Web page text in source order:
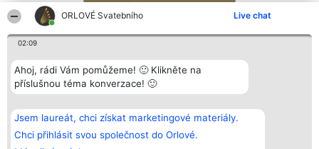
ORLOVÉ Svatebního Live chat
02:09
Ahoj, rádi Vám pomůžeme! 🙂 Klikněte na
příslušnou téma konverzace! 🙂
Jsem laureát, chci získat marketingové materiály.
Chci přihlásit svou společnost do Orlové.
Bright Side Solutions sp. z o.
o. sp. k.
ul. Ruska 22
Wrocław 50-079
Vítězové
Seznam všech
laureátů
Zásady
Kontakt